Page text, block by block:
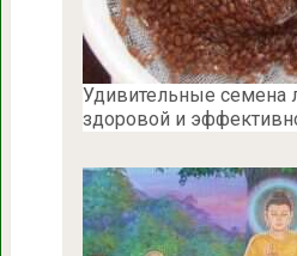
Удивительные семена
здоровой и